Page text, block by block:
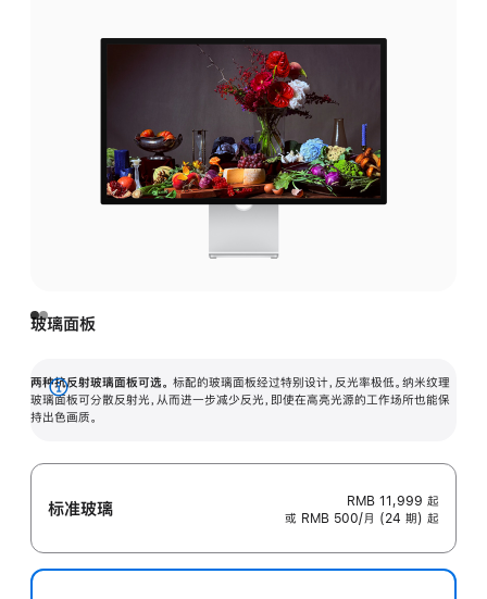
玻璃面板
两种抗反射玻璃面板可选。 标配的玻璃面板经过特别设计，反光率极低。纳米纹理
玻璃面板可分散反射光，从而进一步减少反光，即使在高亮光源的工作场所也能保
持出色画质。
展
开
标准玻璃 RMB 11,999 起
或 RMB 500/月 (24 期) 起